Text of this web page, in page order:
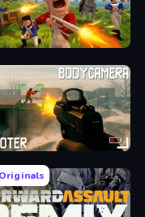
Shooter
Originals